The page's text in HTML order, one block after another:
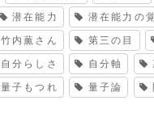
潜在能力 潜在能力の
竹内薫さん 第三の目
自分らしさ 自分軸
量子もつれ 量子論